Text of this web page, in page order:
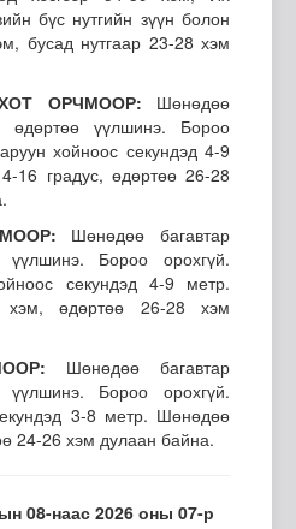
бүс нутгийн зүүн болон
бусад нутгаар 23-28 хэм
ОРЧМООР: Шөнөдөө
өдөртөө үүлшинэ. Бороо
хойноос секундэд 4-9
16 градус, өдөртөө 26-28
Шөнөдөө багавтар
үүлшинэ. Бороо орохгүй.
секундэд 4-9 метр.
өдөртөө 26-28 хэм
Шөнөдөө багавтар
үүлшинэ. Бороо орохгүй.
3-8 метр. Шөнөдөө
24-26 хэм дулаан байна.
08-наас 2026 оны 07-р